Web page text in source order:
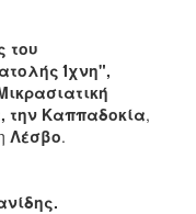
του
Ίχνη",
την Καππαδοκία,
Λέσβο.